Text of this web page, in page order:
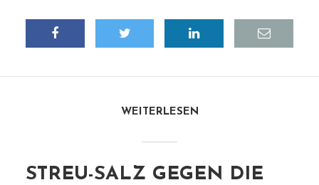
WEITERLESEN
STREU-SALZ GEGEN DIE